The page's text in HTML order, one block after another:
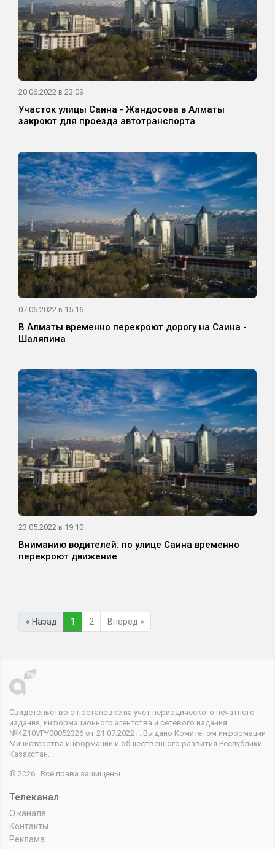
20.06.2022 в 23:09
Участок улицы Саина - Жандосова в Алматы
закроют для проезда автотранспорта
07.06.2022 в 15:16
В Алматы временно перекроют дорогу на Саина -
Шаляпина
23.05.2022 в 19:10
Вниманию водителей: по улице Саина временно
перекроют движение
« Назад 1 2 Вперед »
Свидетельство о постановке на учет периодического печатного
издания, информационного агентства и сетевого издания
№KZ10VPY00052326 от 21.07.2022 г. Выдано Комитетом информации
Министерства информации и общественного развития Республики
Казахстан.
© 2026 . Все права защищены
Телеканал
О канале
Контакты
Реклама